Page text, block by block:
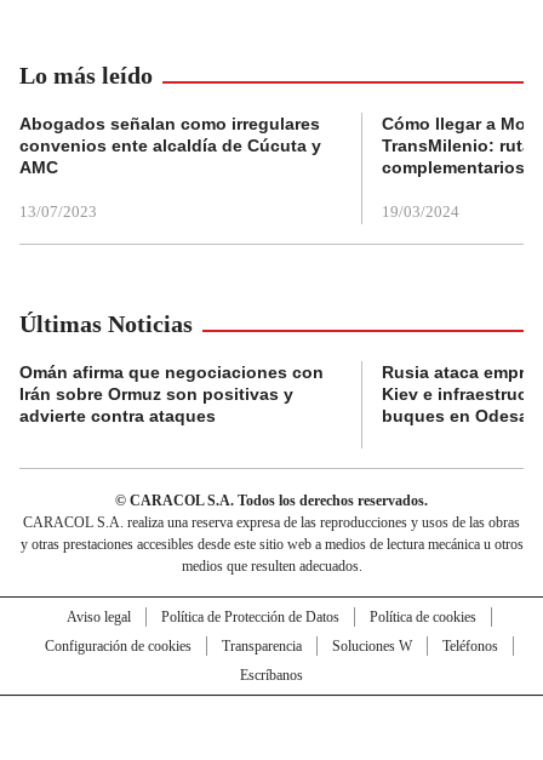
Lo más leído
Abogados señalan como irregulares
convenios ente alcaldía de Cúcuta y
AMC
13/07/2023
Cómo llegar a
TransMilenio:
complementarios
19/03/2024
Últimas Noticias
Omán afirma que negociaciones con
Irán sobre Ormuz son positivas y
advierte contra ataques
Rusia ataca
Kiev e
buques en Odesa
© CARACOL S.A. Todos los derechos reservados.
CARACOL S.A. realiza una reserva expresa de las reproducciones y usos de las obras
y otras prestaciones accesibles desde este sitio web a medios de lectura mecánica u otros
medios que resulten adecuados.
Aviso legal Política de Protección de Datos
Política de cookies
Configuración de cookies
Transparencia Soluciones W
Teléfonos
Escríbanos